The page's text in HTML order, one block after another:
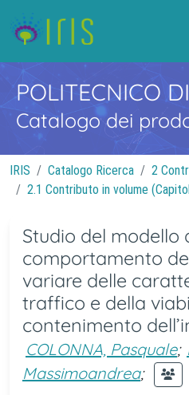
POLITECNICO
Catalogo dei
IRIS Catalogo Ricerca
2
2.1 Contributo in volume
Studio del modello
comportamento
variare delle
traffico e della
contenimento
COLONNA, Pasquale;
Massimoandrea;